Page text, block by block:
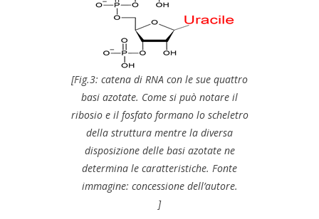
[Fig.3: catena di RNA con le sue quattro
basi azotate. Come si può notare il
ribosio e il fosfato formano lo scheletro
della struttura mentre la diversa
disposizione delle basi azotate ne
determina le caratteristiche. Fonte
immagine: concessione dell’autore.
]